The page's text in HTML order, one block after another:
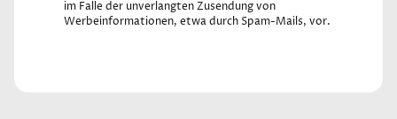
im Falle der unverlangten Zusendung von
Werbeinformationen, etwa durch Spam-Mails, vor.